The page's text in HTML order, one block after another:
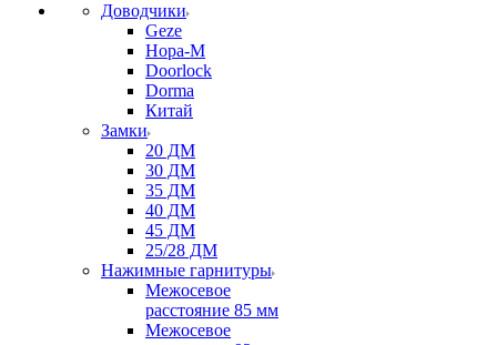
Доводчики
Geze
Нора-М
Doorlock
Dorma
Китай
Замки
20 ДМ
30 ДМ
35 ДМ
40 ДМ
45 ДМ
25/28 ДМ
Нажимные гарнитуры
Межосевое
расстояние 85 мм
Межосевое